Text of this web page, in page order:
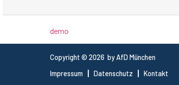
demo
Copyright © 2026 by AfD München
Impressum
Datenschutz Kontakt